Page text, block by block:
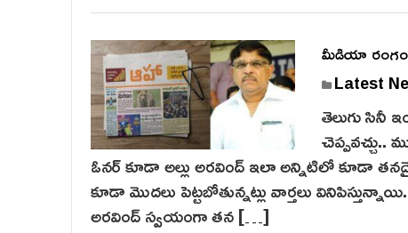
మీడియా
Latest
తెలుగు సినీ
చెప్పవచ్చు..
ఓనర్ కూడా అల్లు అరవింద్ ఇలా అన్నిటిలో కూడా
కూడా మొదలు పెట్టబోతున్నట్లు వార్తలు
అరవింద్ స్వయంగా తన […]